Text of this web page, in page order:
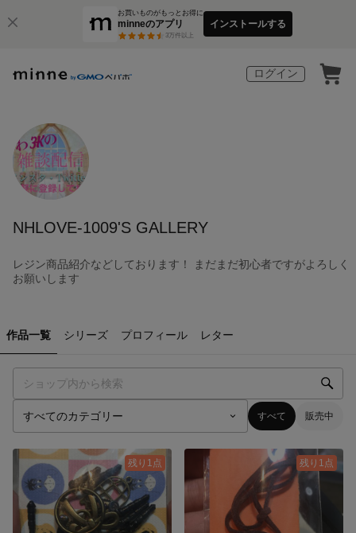
お買いものがもっとお得に
minneのアプリ
3万件以上
インストールする
ログイン
NHLOVE-1009'S GALLERY
レジン商品紹介などしております！ まだまだ初心者ですがよろしく
お願いします
作品一覧 シリーズ プロフィール レター
すべて 販売中
残り1点 残り1点